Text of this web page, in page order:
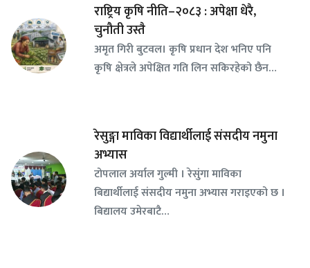
राष्ट्रिय कृषि नीति–२०८३ : अपेक्षा धेरै,
चुनौती उस्तै
अमृत गिरी बुटवल। कृषि प्रधान देश भनिए पनि
कृषि क्षेत्रले अपेक्षित गति लिन सकिरहेको छैन…
रेसुङ्गा माविका विद्यार्थीलाई संसदीय नमुना
अभ्यास
टोपलाल अर्याल गुल्मी । रेसुंगा माविका
बिद्यार्थीलाई संसदीय नमुना अभ्यास गराइएको छ ।
बिद्यालय उमेरबाटै…